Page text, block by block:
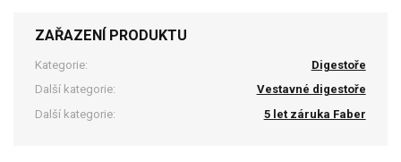
ZAŘAZENÍ PRODUKTU
Kategorie:
Digestoře
Další kategorie:
Vestavné digestoře
Další kategorie:
5 let záruka Faber